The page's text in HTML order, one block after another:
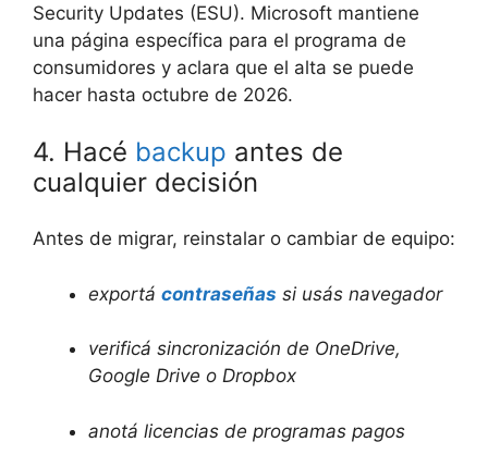
Security Updates (ESU). Microsoft mantiene
una página específica para el programa de
consumidores y aclara que el alta se puede
hacer hasta octubre de 2026.
4. Hacé backup antes de
cualquier decisión
Antes de migrar, reinstalar o cambiar de equipo:
exportá contraseñas si usás navegador
verificá sincronización de OneDrive,
Google Drive o Dropbox
anotá licencias de programas pagos